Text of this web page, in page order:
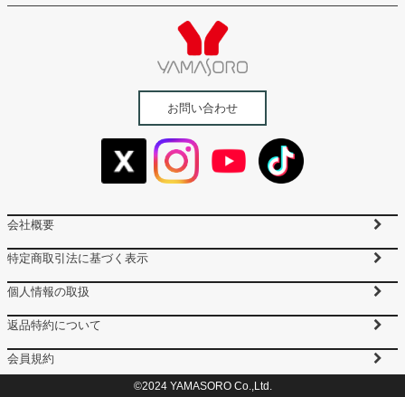
お問い合わせ
会社概要
特定商取引法に基づく表示
個人情報の取扱
返品特約について
会員規約
©2024 YAMASORO Co.,Ltd.